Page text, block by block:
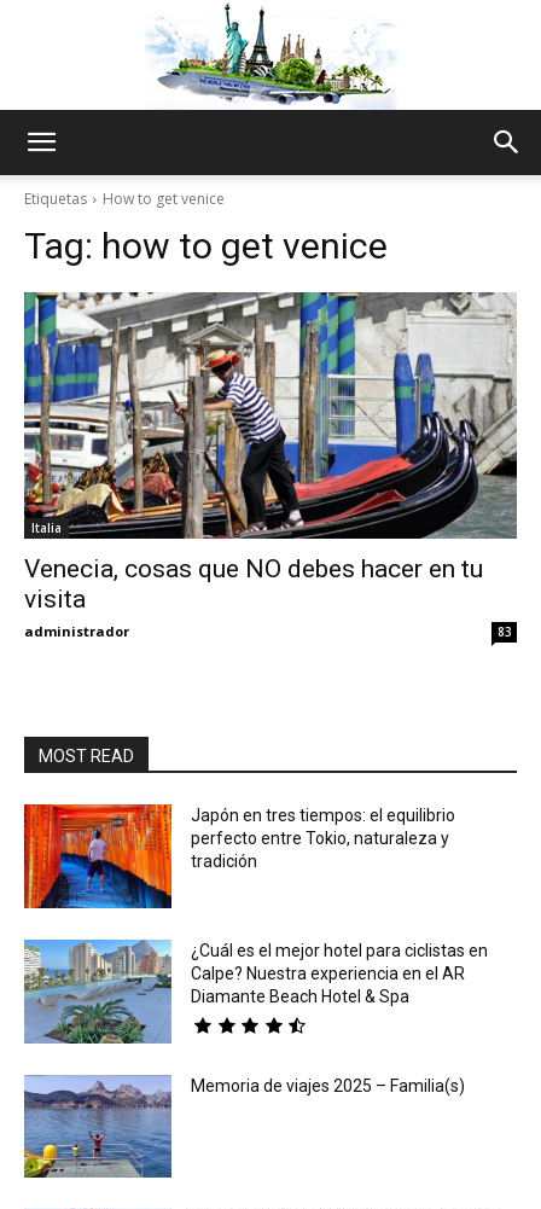
Thru
My
Etiquetas How to get venice
Tag: how to get venice
Italia
Venecia, cosas que NO debes hacer en tu
visita
administrador 83
MOST READ
Japón en tres tiempos: el equilibrio
perfecto entre Tokio, naturaleza y
tradición
¿Cuál es el mejor hotel para ciclistas en
Calpe? Nuestra experiencia en el AR
Diamante Beach Hotel & Spa
Memoria de viajes 2025 – Familia(s)